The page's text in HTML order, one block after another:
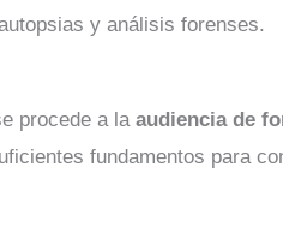
y análisis forenses.
procede a la audiencia de
fundamentos para